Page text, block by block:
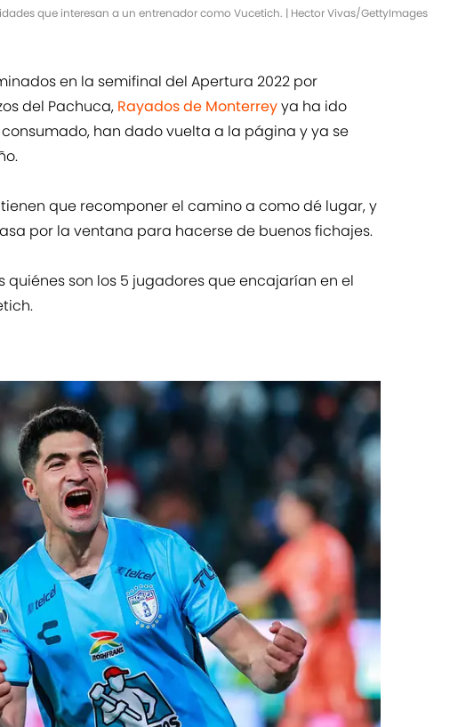
que interesan a un entrenador como Vucetich. | Hector Vivas/GettyImages
en la semifinal del Apertura 2022 por
del Pachuca, Rayados de Monterreyya ha ido
han dado vuelta a la página y ya se
que recomponer el camino a como dé lugar, y
por la ventana para hacerse de buenos fichajes.
quiénes son los 5 jugadores que encajarían en el